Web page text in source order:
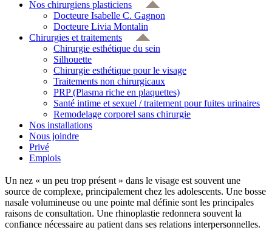
Nos chirurgiens plasticiens
Docteure Isabelle C. Gagnon
Docteure Livia Montalin
Chirurgies et traitements
Chirurgie esthétique du sein
Silhouette
Chirurgie esthétique pour le visage
Traitements non chirurgicaux
PRP (Plasma riche en plaquettes)
Santé intime et sexuel / traitement pour fuites urinaires
Remodelage corporel sans chirurgie
Nos installations
Nous joindre
Privé
Emplois
Un nez « un peu trop présent » dans le visage est souvent une
source de complexe, principalement chez les adolescents. Une bosse
nasale volumineuse ou une pointe mal définie sont les principales
raisons de consultation. Une rhinoplastie redonnera souvent la
confiance nécessaire au patient dans ses relations interpersonnelles.